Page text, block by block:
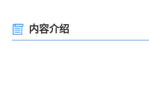
内容介绍